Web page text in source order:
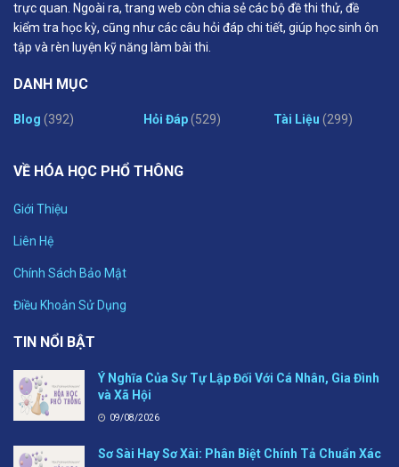
trực quan. Ngoài ra, trang web còn chia sẻ các bộ đề thi thử, đề
kiểm tra học kỳ, cũng như các câu hỏi đáp chi tiết, giúp học sinh ôn
tập và rèn luyện kỹ năng làm bài thi.
DANH MỤC
Blog (392) Hỏi Đáp(529) Tài Liệu (299)
VỀ HÓA HỌC PHỔ THÔNG
Giới Thiệu
Liên Hệ
Chính Sách Bảo Mật
Điều Khoản Sử Dụng
TIN NỔI BẬT
Ý Nghĩa Của Sự Tự Lập Đối Với Cá Nhân, Gia Đình
và Xã Hội
09/08/2026
Sơ Sài Hay Sơ Xài: Phân Biệt Chính Tả Chuẩn Xác